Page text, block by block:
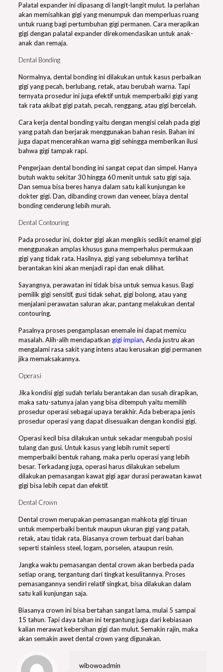
Palatal expander ini dipasang di langit-langit mulut. Ia perlahan
akan memisahkan gigi yang menumpuk dan memperluas ruang
untuk ruang bagi pertumbuhan gigi permanen. Cara merapikan
gigi dengan palatal expander direkomendasikan untuk anak-
anak dan remaja.
Dental Bonding
Normalnya, dental bonding ini dilakukan untuk kasus perbaikan
gigi yang pecah, berlubang, retak, atau berubah warna. Tapi
ternyata prosedur ini juga efektif untuk memperbaiki gigi yang
tak rata akibat gigi patah, pecah, renggang, atau gigi bercelah.
Cara kerja dental bonding yaitu dengan mengisi celah pada gigi
yang patah dan berjarak menggunakan bahan resin. Bahan ini
juga dapat mencerahkan warna gigi sehingga memberikan ilusi
bahwa gigi tampak rapi.
Pengerjaan dental bonding ini sangat cepat dan simpel. Hanya
butuh waktu sekitar 30 hingga 60 menit untuk satu gigi saja.
Dan semua bisa beres hanya dalam satu kali kunjungan ke
dokter gigi. Dan, dibanding crown dan veneer, biaya dental
bonding cenderung lebih murah.
Dental Contouring
Pada prosedur ini, dokter gigi akan mengikis sedikit enamel gigi
menggunakan amplas khusus guna memperhalus permukaan
gigi yang tidak rata. Hasilnya, gigi yang sebelumnya terlihat
berantakan kini akan menjadi rapi dan enak dilihat.
Sayangnya, perawatan ini tidak bisa untuk semua kasus. Bagi
pemilik gigi sensitif, gusi tidak sehat, gigi bolong, atau yang
menjalani perawatan saluran akar, pantang melakukan dental
contouring.
Pasalnya proses pengamplasan enemale ini dapat memicu
masalah. Alih-alih mendapatkan gigi impian, Anda justru akan
mengalami rasa sakit yang intens atau kerusakan gigi permanen
jika memaksakannya.
Operasi
Jika kondisi gigi sudah terlalu berantakan dan susah dirapikan,
maka satu-satunya jalan yang bisa ditempuh yaitu memilih
prosedur operasi sebagai upaya terakhir. Ada beberapa jenis
prosedur operasi yang dapat disesuaikan dengan kondisi gigi.
Operasi kecil bisa dilakukan untuk sekadar mengubah posisi
tulang dan gusi. Untuk kasus yang lebih rumit seperti
memperbaiki bentuk rahang, maka perlu operasi yang lebih
besar. Terkadang juga, operasi harus dilakukan sebelum
dilakukan pemasangan kawat gigi agar durasi perawatan kawat
gigi bisa lebih cepat dan efektif.
Dental Crown
Dental crown merupakan pemasangan mahkota gigi tiruan
untuk memperbaiki bentuk maupun ukuran gigi yang patah,
retak, atau tidak rata. Biasanya crown terbuat dari bahan
seperti stainless steel, logam, porselen, ataupun resin.
Jangka waktu pemasangan dental crown akan berbeda pada
setiap orang, tergantung dari tingkat kesulitannya. Proses
pemasangannya sendiri relatif singkat, bisa dilakukan dalam
satu kali kunjungan saja.
Biasanya crown ini bisa bertahan sangat lama, mulai 5 sampai
15 tahun. Tapi daya tahan ini tergantung juga dari kebiasaan
kalian merawat kebersihan gigi dan mulut. Semakin rajin, maka
akan semakin awet dental crown yang digunakan.
wibowoadmin